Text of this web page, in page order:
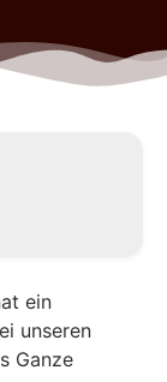
ein
unseren
Ganze